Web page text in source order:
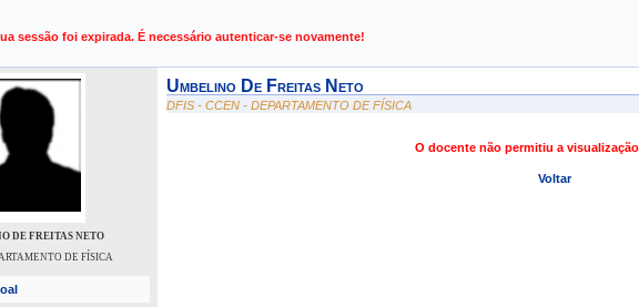
sessão foi expirada. É necessário autenticar-se novamente!
DE FREITAS NETO
DE FÍSICA
Umbelino De Freitas Neto
DFIS - CCEN - DEPARTAMENTO DE FÍSICA
O docente não permitiu a
Voltar